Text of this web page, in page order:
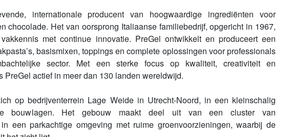
internationale producent van hoogwaardige ingrediënten voor
chocolade. Het van oorsprong Italiaanse familiebedrijf, opgericht in 1967,
met continue innovatie. PreGel ontwikkelt en produceert een
basismixen, toppings en complete oplossingen voor professionals
sector. Met een sterke focus op kwaliteit, creativiteit en
PreGel actief in meer dan 130 landen wereldwijd.
op bedrijventerrein Lage Weide in Utrecht-Noord, in een kleinschalig
bouwlagen. Het gebouw maakt deel uit van een cluster van
een parkachtige omgeving met ruime groenvoorzieningen, waarbij de